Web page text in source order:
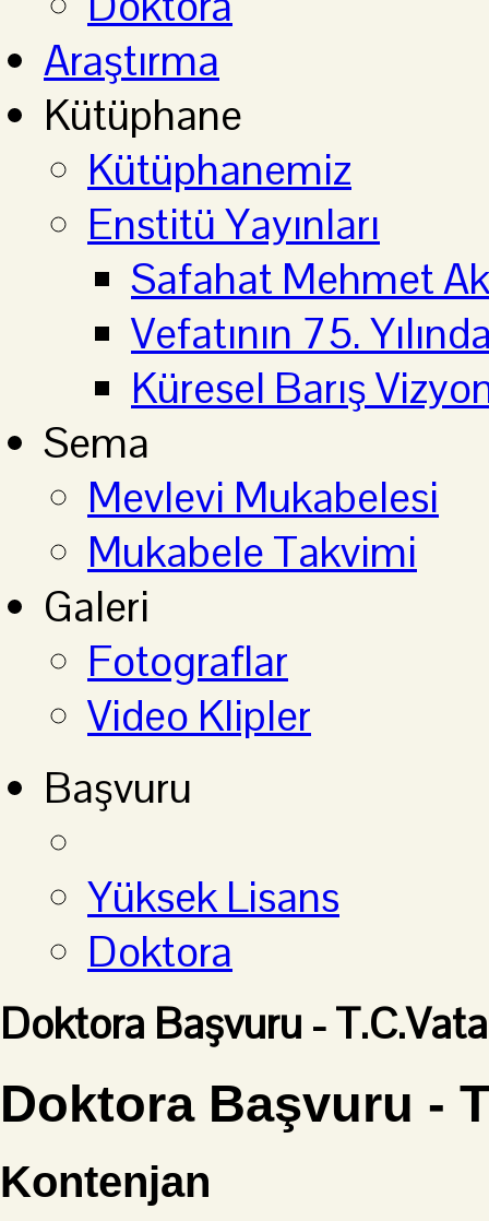
Araştırma
Kütüphane
Kütüphanemiz
Enstitü Yayınları
Safahat Mehmet
Vefatının 75.
Küresel Barış
Sema
Mevlevi Mukabelesi
Mukabele Takvimi
Galeri
Fotograflar
Video Klipler
Başvuru
Yüksek Lisans
Doktora
Doktora Başvuru -
Doktora Başvuru -
Kontenjan